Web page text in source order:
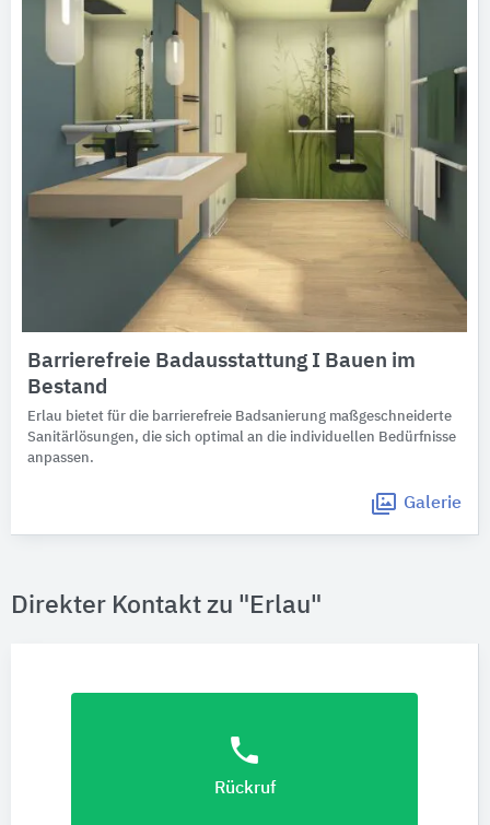
Barrierefreie Badausstattung I Bauen im
Bestand
Erlau bietet für die barrierefreie Badsanierung maßgeschneiderte
Sanitärlösungen, die sich optimal an die individuellen Bedürfnisse
anpassen.
Galerie
Direkter Kontakt zu "Erlau"
phone
Rückruf